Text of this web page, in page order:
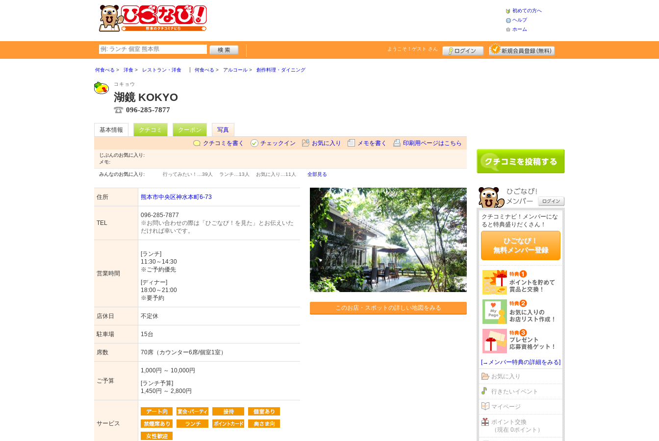
初めての方へ
ヘルプ
ホーム
ようこそ！ ゲスト さん
何食べる 洋食 レストラン・洋食 何食べる アルコール 創作料理・ダイニング
コキョウ
湖鏡 KOKYO
096-285-7877
基本情報 クチコミ クーポン
写真
クチコミを書く
チェックイン お気に入り メモを書く 印刷用ページはこちら
じぶんのお気に入り:
メモ:
みんなのお気に入り: 行ってみたい！… 39人 ランチ… 13人 お気に入り… 11人 全部見る
住所 熊本市中央区神水本町6-73
TEL
096-285-7877
※お問い合わせの際は「ひごなび！を見た」とお伝えいた
だければ幸いです。
営業時間
[ランチ]
11:30～14:30
※ご予約優先
[ディナー]
18:00～21:00
※要予約
店休日 不定休
駐車場 15台
席数 70席（カウンター6席/個室1室）
ご予算
1,000円 ～ 10,000円
[ランチ予算]
1,450円 ～ 2,800円
サービス
このお店・スポットの詳しい地図をみる
クチコミナビ！メンバーにな
ると特典盛りだくさん！
ひごなび！
無料メンバー登録
[→メンバー特典の詳細をみる]
お気に入り
行きたいイベント
マイページ
ポイント交換
（現在 0ポイント）